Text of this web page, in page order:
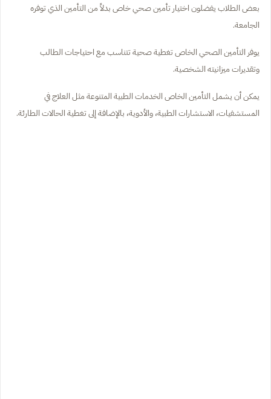
بعض الطلاب يفضلون اختيار تأمين صحي خاص بدلاً من التأمين الذي توفره
الجامعة.
يوفر التأمين الصحي الخاص تغطية صحية تتناسب مع احتياجات الطالب
وتقديرات ميزانيته الشخصية.
يمكن أن يشمل التأمين الخاص الخدمات الطبية المتنوعة مثل العلاج في
المستشفيات، الاستشارات الطبية، والأدوية، بالإضافة إلى تغطية الحالات الطارئة.